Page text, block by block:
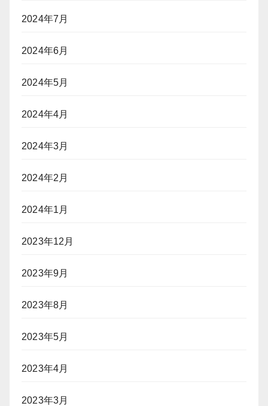
2024年7月
2024年6月
2024年5月
2024年4月
2024年3月
2024年2月
2024年1月
2023年12月
2023年9月
2023年8月
2023年5月
2023年4月
2023年3月